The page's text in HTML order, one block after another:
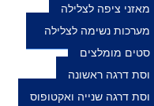
ציפה לצלילה
נשימה לצלילה
מומלצים
דרגה ראשונה
דרגה שנייה ואקטופוס